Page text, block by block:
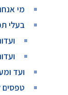
מי
בעלי
ועד
טפסים